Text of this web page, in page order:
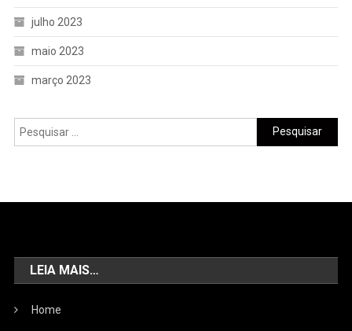
julho 2023
maio 2023
março 2023
LEIA MAIS…
Home